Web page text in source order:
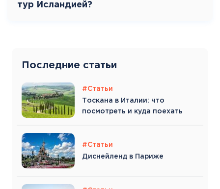
тур Исландией?
Последние статьи
#Статьи
Тоскана в Италии: что
посмотреть и куда поехать
#Статьи
Диснейленд в Париже